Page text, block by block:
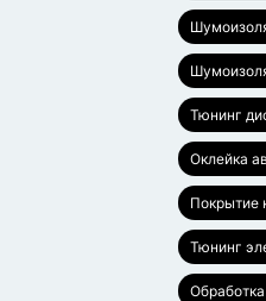
Тюнинг
Оклейка
Покрытие
Тюнинг